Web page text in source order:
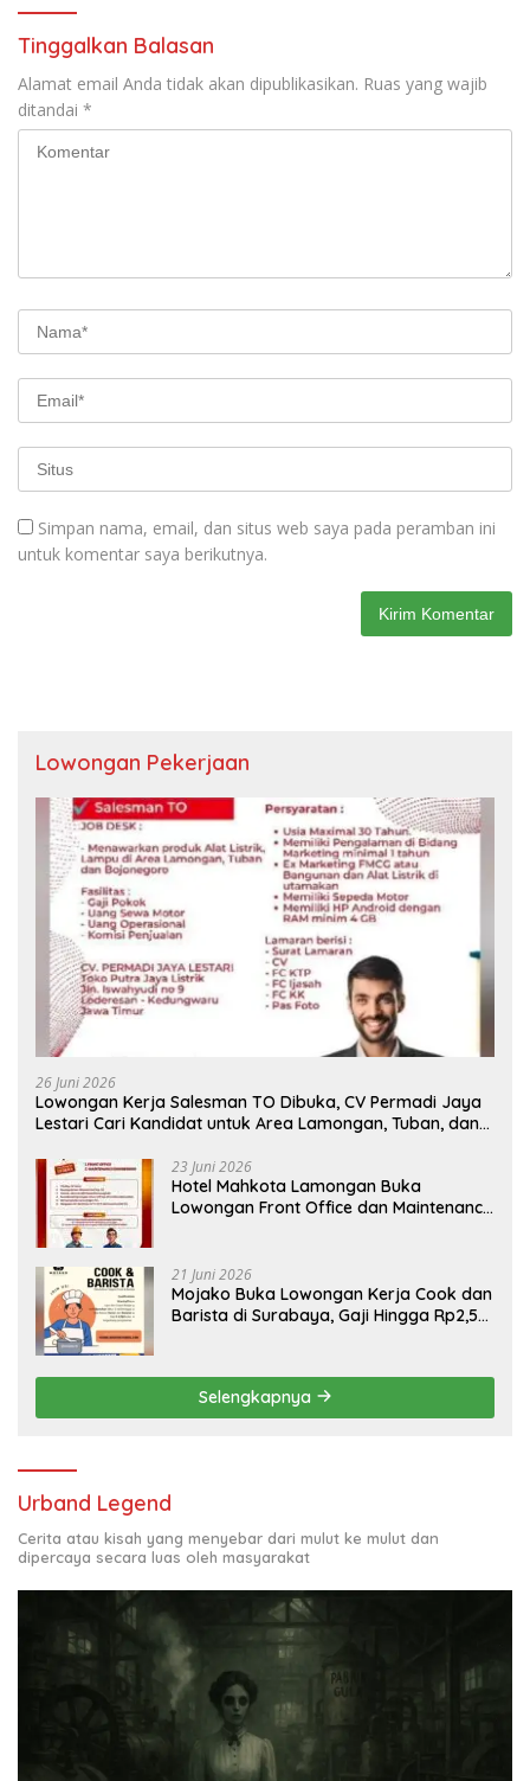
Tinggalkan Balasan
Alamat email Anda tidak akan dipublikasikan. Ruas yang wajib
ditandai *
Simpan nama, email, dan situs web saya pada peramban ini
untuk komentar saya berikutnya.
Lowongan Pekerjaan
26 Juni 2026
Lowongan Kerja Salesman TO Dibuka, CV Permadi Jaya
Lestari Cari Kandidat untuk Area Lamongan, Tuban, dan
23 Juni 2026
Hotel Mahkota Lamongan Buka
Lowongan Front Office dan Maintenance
21 Juni 2026
Mojako Buka Lowongan Kerja Cook dan
Barista di Surabaya, Gaji Hingga Rp2,5
Selengkapnya
Urband Legend
Cerita atau kisah yang menyebar dari mulut ke mulut dan
dipercaya secara luas oleh masyarakat